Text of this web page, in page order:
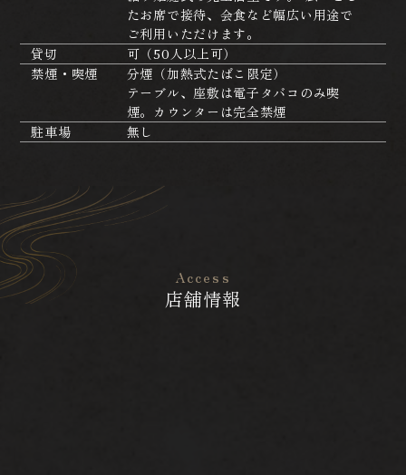
たお席で接待、会食など幅広い用途で
ご利用いただけます。
貸切
可（50人以上可）
禁煙・喫煙
分煙（加熱式たばこ限定）
テーブル、座敷は電子タバコのみ喫
煙。カウンターは完全禁煙
駐車場
無し
Access
店舗情報